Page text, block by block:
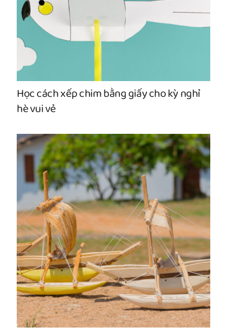
Học cách xếp chim bằng giấy cho kỳ nghỉ
hè vui vẻ